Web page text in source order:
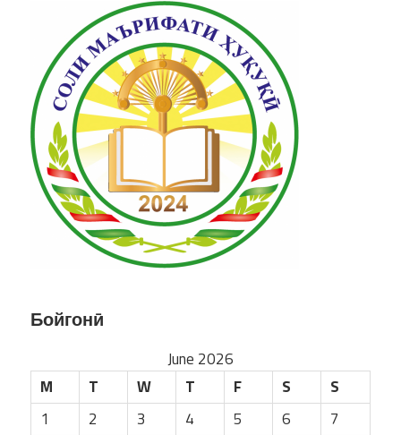
Бойгонӣ
June 2026
M
T W T F S
S
1
2 3 4 5 6
7